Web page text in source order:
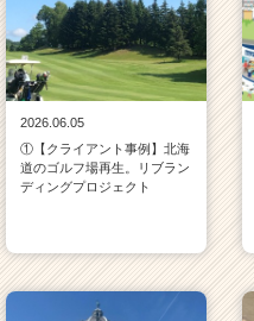
2026.06.05
①【クライアント事例】北海
道のゴルフ場再生。リブラン
ディングプロジェクト